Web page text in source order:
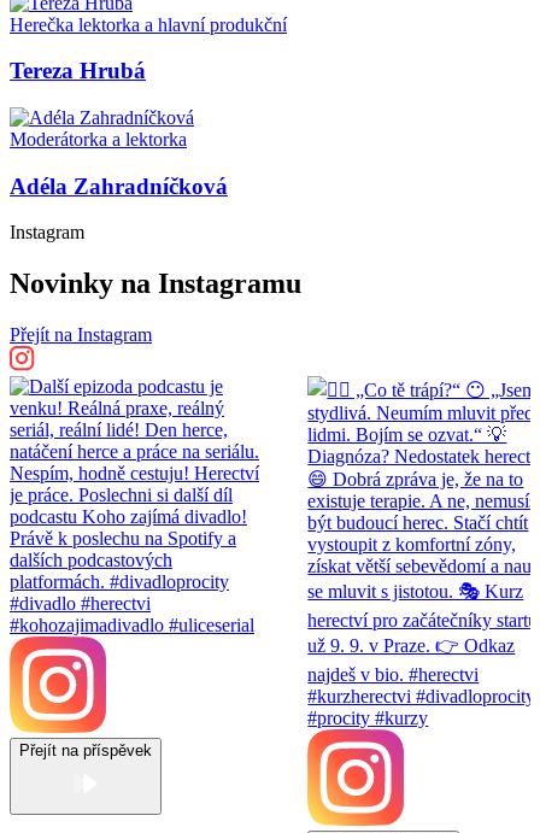
Herečka lektorka a hlavní produkční
Tereza Hrubá
Moderátorka a lektorka
Adéla Zahradníčková
Instagram
Novinky na Instagramu
Přejít na Instagram
Přejít na příspěvek